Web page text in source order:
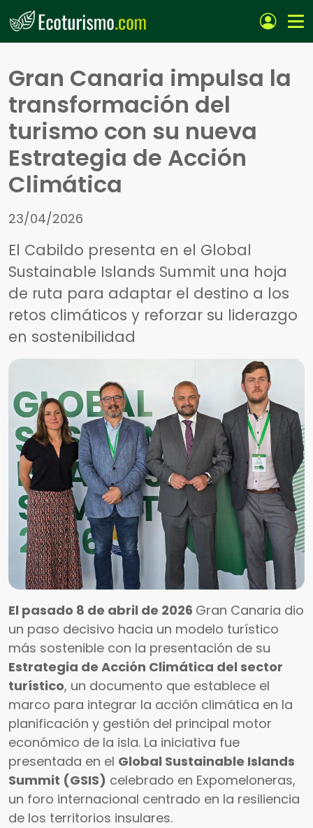
Pasar al contenido principal
Gran Canaria impulsa la
transformación del
turismo con su nueva
Estrategia de Acción
Climática
23/04/2026
El Cabildo presenta en el Global
Sustainable Islands Summit una hoja
de ruta para adaptar el destino a los
retos climáticos y reforzar su liderazgo
en sostenibilidad
El pasado 8 de abril de 2026 Gran Canaria dio
un paso decisivo hacia un modelo turístico
más sostenible con la presentación de su
Estrategia de Acción Climática del sector
turístico, un documento que establece el
marco para integrar la acción climática en la
planificación y gestión del principal motor
económico de la isla. La iniciativa fue
presentada en el Global Sustainable Islands
Summit (GSIS) celebrado en Expomeloneras,
un foro internacional centrado en la resiliencia
de los territorios insulares.